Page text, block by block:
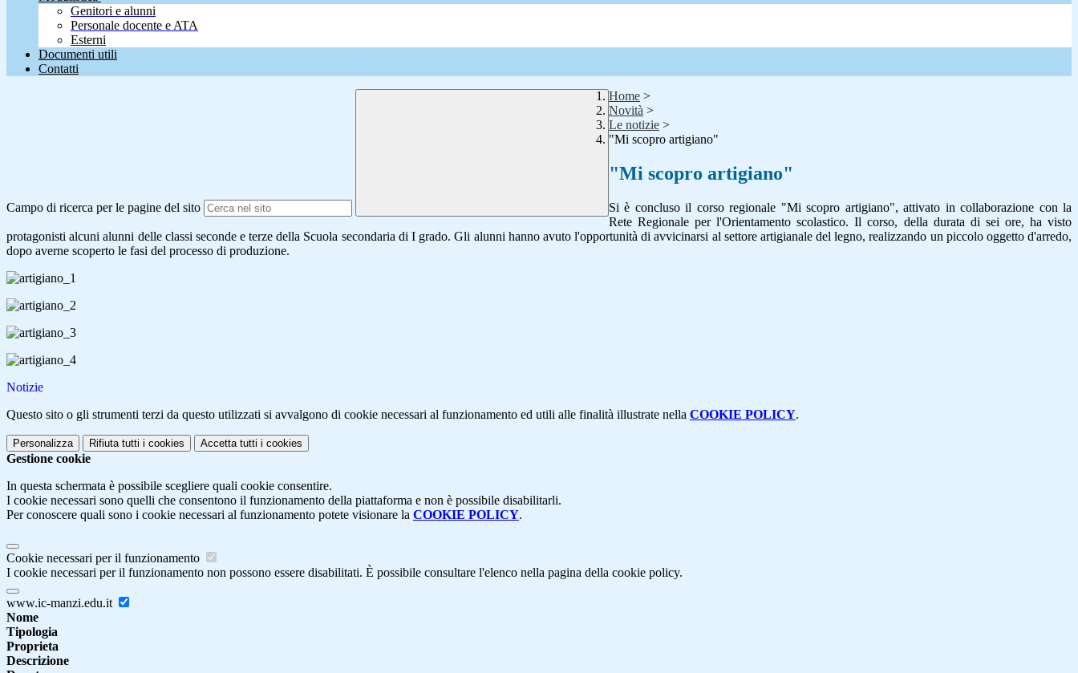
Genitori e alunni
Personale docente e ATA
Esterni
Documenti utili
Contatti
Campo di ricerca per le pagine del sito
Home >
Novità >
Le notizie >
"Mi scopro artigiano"
"Mi scopro artigiano"
Si è concluso il corso regionale "Mi scopro artigiano", attivato in collaborazione con la
Rete Regionale per l'Orientamento scolastico. Il corso, della durata di sei ore, ha visto
protagonisti alcuni alunni delle classi seconde e terze della Scuola secondaria di I grado. Gli alunni hanno avuto l'opportunità di avvicinarsi al settore artigianale del legno, realizzando un piccolo oggetto d'arredo,
dopo averne scoperto le fasi del processo di produzione.
Notizie
Questo sito o gli strumenti terzi da questo utilizzati si avvalgono di cookie necessari al funzionamento ed utili alle finalità illustrate nella COOKIE POLICY.
Personalizza Rifiuta tutti i cookies Accetta tutti i cookies
Gestione cookie
In questa schermata è possibile scegliere quali cookie consentire.
I cookie necessari sono quelli che consentono il funzionamento della piattaforma e non è possibile disabilitarli.
Per conoscere quali sono i cookie necessari al funzionamento potete visionare la COOKIE POLICY.
Cookie necessari per il funzionamento
I cookie necessari per il funzionamento non possono essere disabilitati. È possibile consultare l'elenco nella pagina della cookie policy.
www.ic-manzi.edu.it
Nome
Tipologia
Proprieta
Descrizione